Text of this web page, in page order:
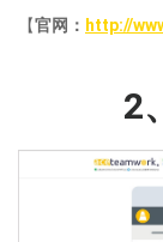
【官网： http://
2